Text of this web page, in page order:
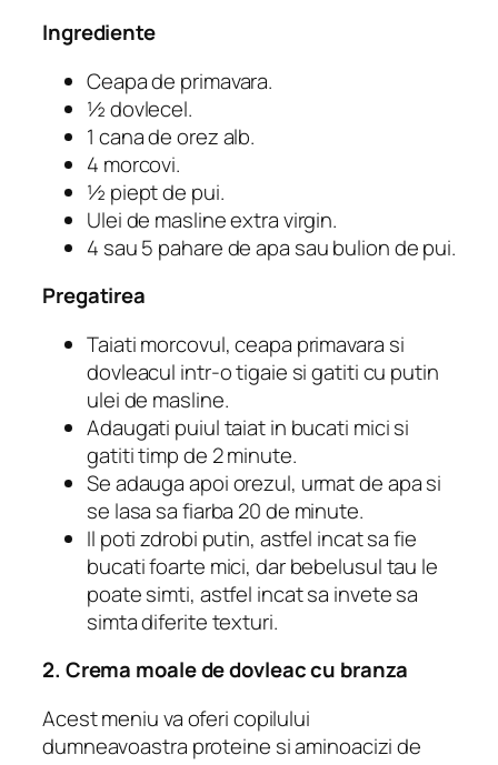
Ingrediente
Ceapa de primavara.
½ dovlecel.
1 cana de orez alb.
4 morcovi.
½ piept de pui.
Ulei de masline extra virgin.
4 sau 5 pahare de apa sau bulion de pui.
Pregatirea
Taiati morcovul, ceapa primavara si
dovleacul intr-o tigaie si gatiti cu putin
ulei de masline.
Adaugati puiul taiat in bucati mici si
gatiti timp de 2 minute.
Se adauga apoi orezul, urmat de apa si
se lasa sa fiarba 20 de minute.
Il poti zdrobi putin, astfel incat sa fie
bucati foarte mici, dar bebelusul tau le
poate simti, astfel incat sa invete sa
simta diferite texturi.
2. Crema moale de dovleac cu branza
Acest meniu va oferi copilului
dumneavoastra proteine ​​si aminoacizi de